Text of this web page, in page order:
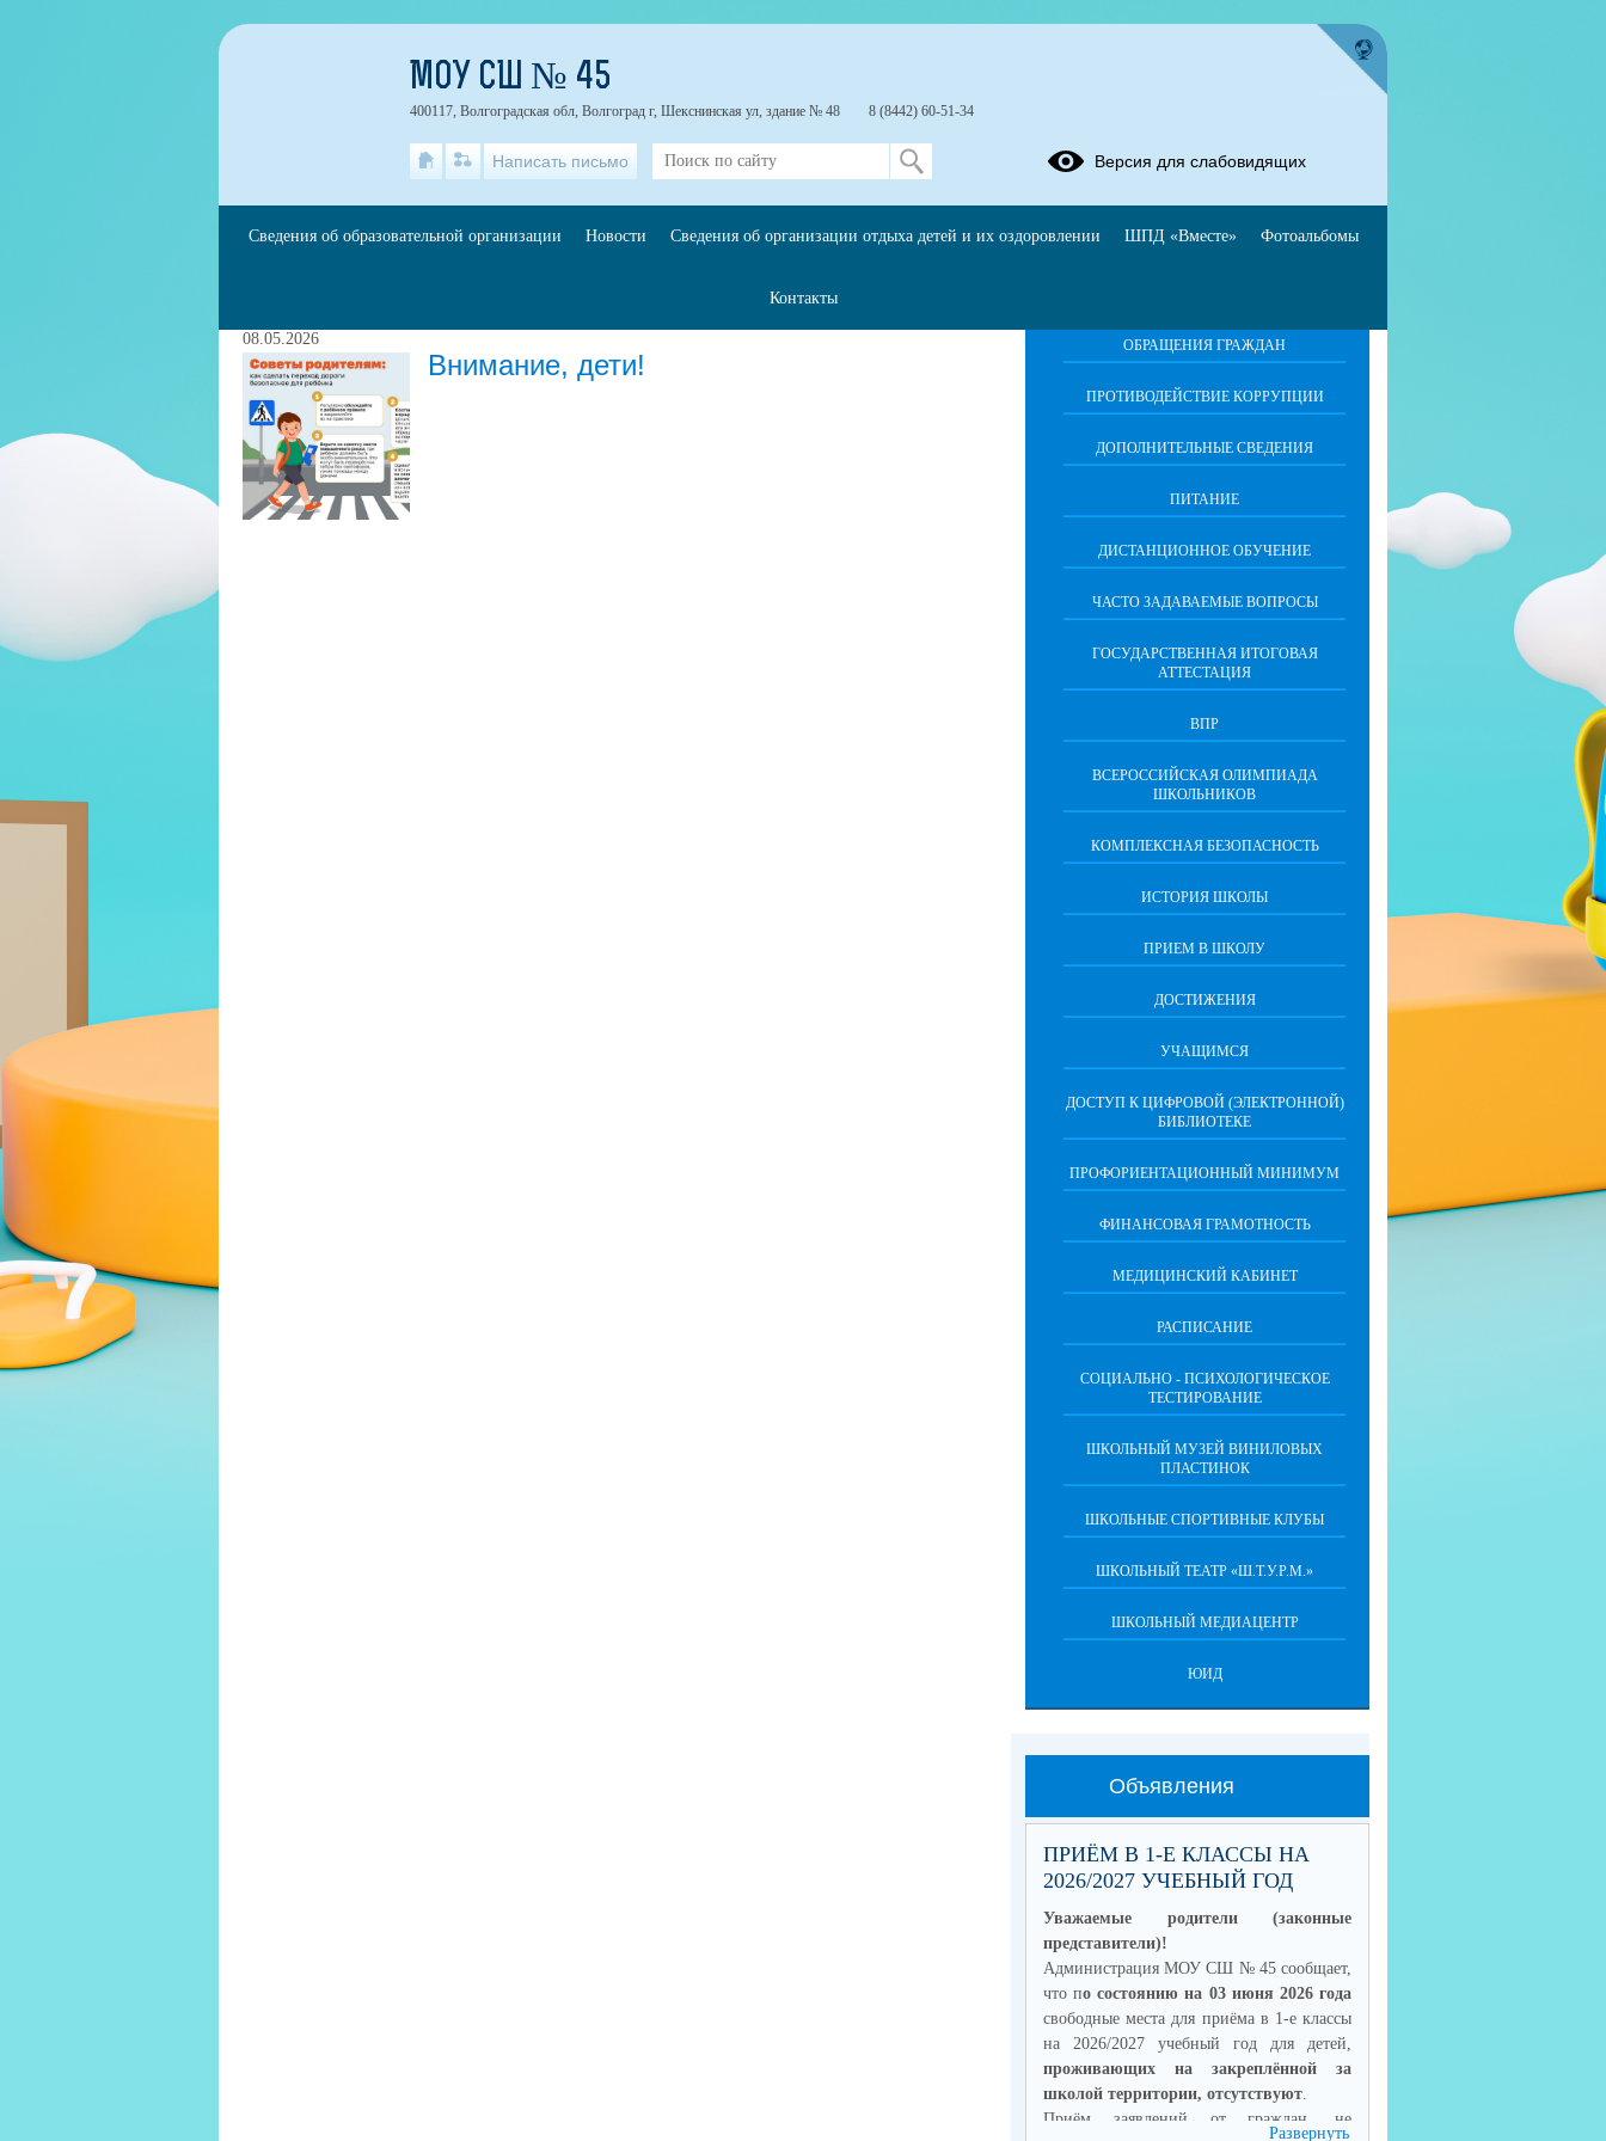
08.05.2026
Внимание, дети!
ОБРАЩЕНИЯ ГРАЖДАН
ПРОТИВОДЕЙСТВИЕ КОРРУПЦИИ
ДОПОЛНИТЕЛЬНЫЕ СВЕДЕНИЯ
ПИТАНИЕ
ДИСТАНЦИОННОЕ ОБУЧЕНИЕ
ЧАСТО ЗАДАВАЕМЫЕ ВОПРОСЫ
ГОСУДАРСТВЕННАЯ ИТОГОВАЯ
АТТЕСТАЦИЯ
ВПР
ВСЕРОССИЙСКАЯ ОЛИМПИАДА
ШКОЛЬНИКОВ
КОМПЛЕКСНАЯ БЕЗОПАСНОСТЬ
ИСТОРИЯ ШКОЛЫ
ПРИЕМ В ШКОЛУ
ДОСТИЖЕНИЯ
УЧАЩИМСЯ
ДОСТУП К ЦИФРОВОЙ (ЭЛЕКТРОННОЙ)
БИБЛИОТЕКЕ
ПРОФОРИЕНТАЦИОННЫЙ МИНИМУМ
ФИНАНСОВАЯ ГРАМОТНОСТЬ
МЕДИЦИНСКИЙ КАБИНЕТ
РАСПИСАНИЕ
СОЦИАЛЬНО - ПСИХОЛОГИЧЕСКОЕ
ТЕСТИРОВАНИЕ
ШКОЛЬНЫЙ МУЗЕЙ ВИНИЛОВЫХ
ПЛАСТИНОК
ШКОЛЬНЫЕ СПОРТИВНЫЕ КЛУБЫ
ШКОЛЬНЫЙ ТЕАТР «Ш.Т.У.Р.М.»
ШКОЛЬНЫЙ МЕДИАЦЕНТР
ЮИД
Объявления
ПРИЁМ В 1-Е КЛАССЫ НА
2026/2027 УЧЕБНЫЙ ГОД
Уважаемые родители (законные
представители)!
Администрация МОУ СШ № 45 сообщает,
что по состоянию на 03 июня 2026 года
свободные места для приёма в 1-е классы
на 2026/2027 учебный год для детей,
проживающих на закреплённой за
школой территории, отсутствуют.
Приём заявлений от граждан, не
Развернуть
МОУ СШ № 45
400117, Волгоградская обл, Волгоград г, Шекснинская ул, здание № 48 8 (8442) 60-51-34
Написать письмо Версия для слабовидящих
Сведения об образовательной организации Новости Сведения об организации отдыха детей и их оздоровлении ШПД «Вместе» Фотоальбомы
Контакты